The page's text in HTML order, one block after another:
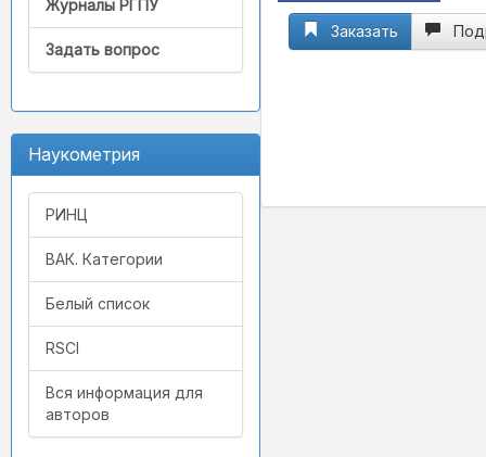
Журналы РГПУ
Задать вопрос
Наукометрия
РИНЦ
ВАК. Категории
Белый список
RSCI
Вся информация для
авторов
Заказать